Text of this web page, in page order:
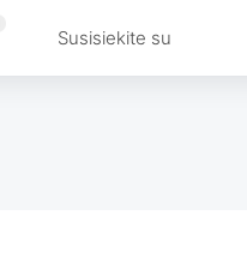
Susisiekite su